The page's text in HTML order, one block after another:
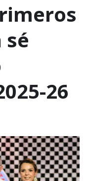
sé
26